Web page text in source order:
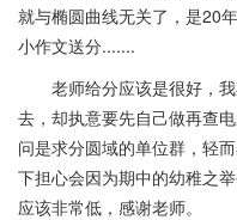
就与椭圆曲线无关了，是20
小作文送分.......
老师给分应该是很好，我
去，却执意要先自己做再查
问是求分圆域的单位群，轻
下担心会因为期中的幼稚之
应该非常低，感谢老师。